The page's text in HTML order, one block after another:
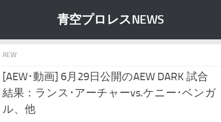
青空プロレスNEWS
AEW
[AEW･動画] 6月29日公開のAEW DARK 試合
結果：ランス･アーチャーvs.ケニー･ベンガ
ル、他